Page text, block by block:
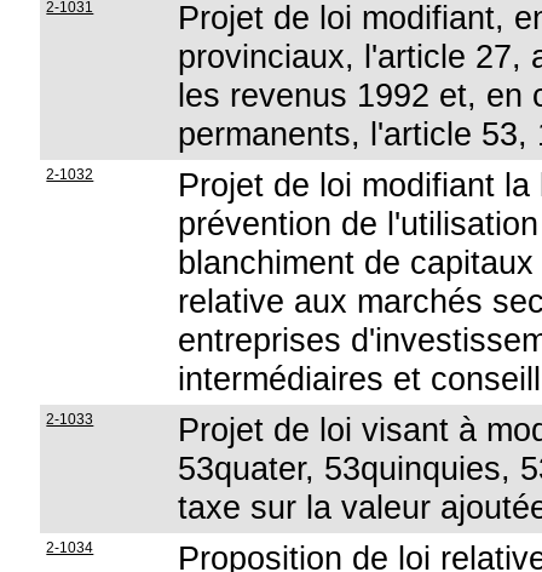
2-1031
Projet de loi modifiant,
provinciaux, l'article 27,
les revenus 1992 et, en
permanents, l'article 53,
2-1032
Projet de loi modifiant
prévention de
blanchiment de
relative aux marchés
entreprises
intermédiaires et
2-1033
Projet de loi visant à
53quater, 53quinquies,
taxe sur la valeur
2-1034
Proposition de loi